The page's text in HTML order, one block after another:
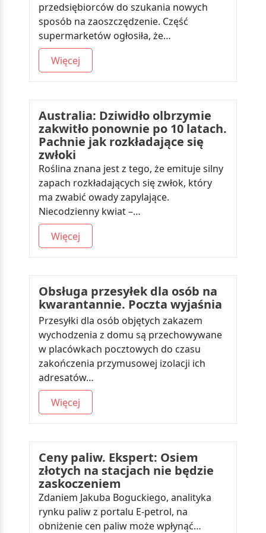
przedsiębiorców do szukania nowych
sposób na zaoszczędzenie. Część
supermarketów ogłosiła, że…
Więcej
Australia: Dziwidło olbrzymie
zakwitło ponownie po 10 latach.
Pachnie jak rozkładające się
zwłoki
Roślina znana jest z tego, że emituje silny
zapach rozkładających się zwłok, który
ma zwabić owady zapylające.
Niecodzienny kwiat –…
Więcej
Obsługa przesyłek dla osób na
kwarantannie. Poczta wyjaśnia
Przesyłki dla osób objętych zakazem
wychodzenia z domu są przechowywane
w placówkach pocztowych do czasu
zakończenia przymusowej izolacji ich
adresatów…
Więcej
Ceny paliw. Ekspert: Osiem
złotych na stacjach nie będzie
zaskoczeniem
Zdaniem Jakuba Boguckiego, analityka
rynku paliw z portalu E-petrol, na
obniżenie cen paliw może wpłynąć…